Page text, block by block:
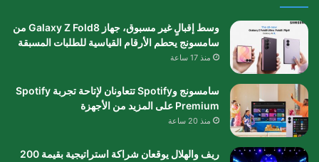
وسط إقبالٍ غير مسبوق، جهاز Galaxy Z Fold8 من
سامسونج يحطم الأرقام القياسية للطلبات المسبقة
منذ 17 ساعة
سامسونج وSpotify تتعاونان لإتاحة تجربة Spotify
Premium على المزيد من الأجهزة
منذ 20 ساعة
ريف والهلال يوقعان شراكة استراتيجية بقيمة 200